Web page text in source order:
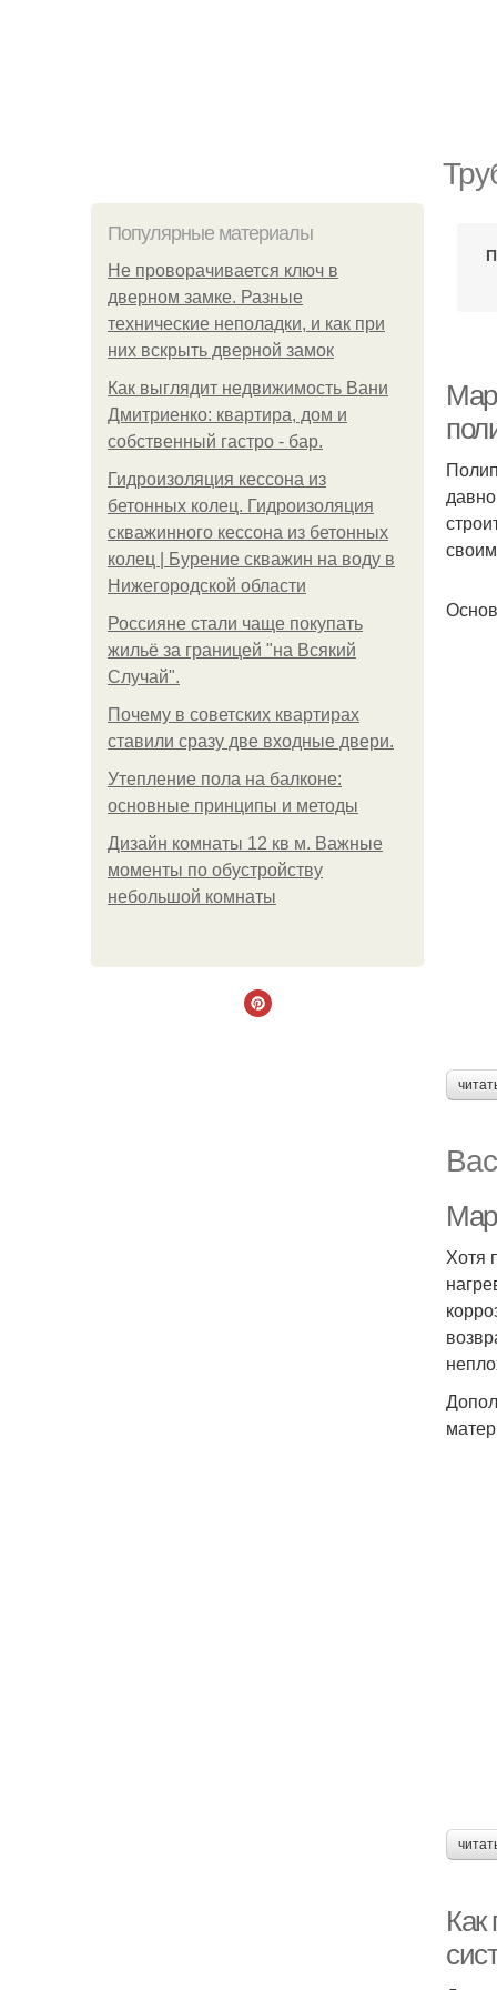
Популярные материалы
Не проворачивается ключ в
дверном замке. Разные
технические неполадки, и как при
них вскрыть дверной замок
Как выглядит недвижимость Вани
Дмитриенко: квартира, дом и
собственный гастро - бар.
Гидроизоляция кессона из
бетонных колец. Гидроизоляция
скважинного кессона из бетонных
колец | Бурение скважин на воду в
Нижегородской области
Россияне стали чаще покупать
жильё за границей "на Всякий
Случай".
Почему в советских квартирах
ставили сразу две входные двери.
Утепление пола на балконе:
основные принципы и методы
Дизайн комнаты 12 кв м. Важные
моменты по обустройству
небольшой комнаты
Хотя
Как